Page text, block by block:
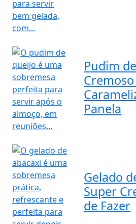
Pudim
Panela
Gelado
Super
de Fazer